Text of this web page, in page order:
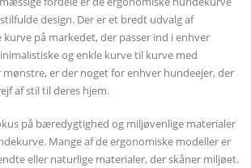
design. Der er et bredt udvalg af
på markedet, der passer ind i enhver
og enkle kurve til kurve med
er der noget for enhver hundeejer, der
af stil til deres hjem.
på bæredygtighed og miljøvenlige materialer
Mange af de ergonomiske modeller er
eller naturlige materialer, der skåner miljøet.